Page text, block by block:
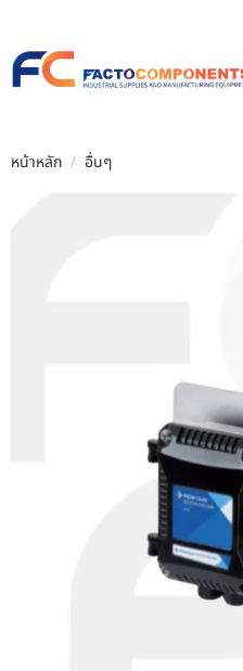
หน้าหลัก / อื่นๆ